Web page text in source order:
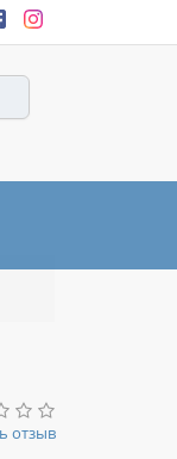
отзыв